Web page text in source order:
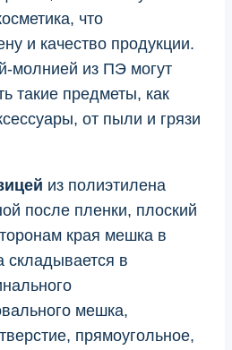
что
и качество продукции.
молнией из ПЭ могут
такие предметы, как
от пыли и грязи
из полиэтилена
после пленки, плоский
края мешка в
складывается в
мешка,
прямоугольное,